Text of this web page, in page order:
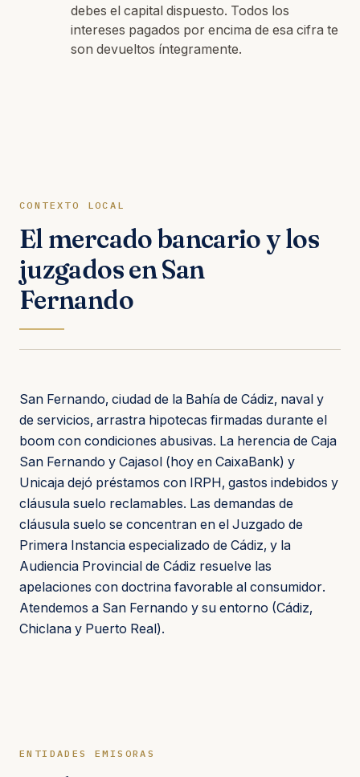
debes el capital dispuesto. Todos los
intereses pagados por encima de esa cifra te
son devueltos íntegramente.
CONTEXTO LOCAL
El mercado bancario y los
juzgados en San
Fernando
San Fernando, ciudad de la Bahía de Cádiz, naval y
de servicios, arrastra hipotecas firmadas durante el
boom con condiciones abusivas. La herencia de Caja
San Fernando y Cajasol (hoy en CaixaBank) y
Unicaja dejó préstamos con IRPH, gastos indebidos y
cláusula suelo reclamables. Las demandas de
cláusula suelo se concentran en el Juzgado de
Primera Instancia especializado de Cádiz, y la
Audiencia Provincial de Cádiz resuelve las
apelaciones con doctrina favorable al consumidor.
Atendemos a San Fernando y su entorno (Cádiz,
Chiclana y Puerto Real).
ENTIDADES EMISORAS